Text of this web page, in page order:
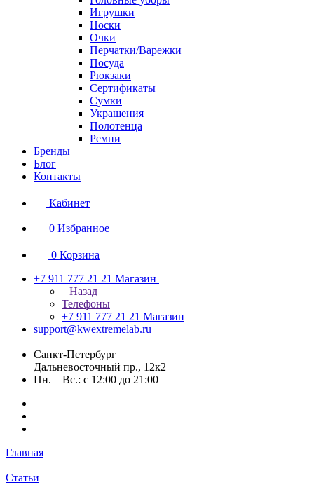
Игрушки
Носки
Очки
Перчатки/Варежки
Посуда
Рюкзаки
Сертификаты
Сумки
Украшения
Полотенца
Ремни
Бренды
Блог
Контакты
Кабинет
0 Избранное
0 Корзина
+7 911 777 21 21 Магазин
Назад
Телефоны
+7 911 777 21 21 Магазин
support@kwextremelab.ru
Санкт-Петербург
Дальневосточный пр., 12к2
Пн. – Вс.: с 12:00 до 21:00
Главная
Статьи